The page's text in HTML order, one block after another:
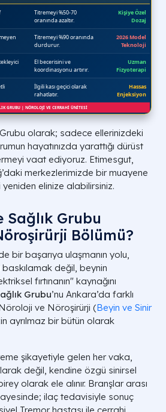
Belirgin Özellik
İstirahat halindeyken
(kucakta) olur. Etkisi.
Bir şeyler yiyince düzelir.
Heyecan ve stresle artar.
Kafein.
Eller havada uzatıldığında
belirir.
Uyuşma ve karıncalanma
eşlik eder.
Vitamin
veya günlük.
A LIFE SAĞLIK GRUBU | NÖROLOJİ VE
olarak; sadece ellerinizdeki
hayatınızda yarattığı dürüst
vaat ediyoruz. Etimesgut,
merkezlerimizde bir muayene
yeniden elinize alabilirsiniz.
Sağlık Grubu
Bölümü?
bir başarıya ulaşmanın yolu,
değil, beynin
fırtınanın" kaynağını
Grubu’nu Ankara’da farklı
ve Nöroşirürji (Beyin ve Sinir
ayrılmaz bir bütün olarak
şikayetiyle gelen her vaka,
değil, kendine özgü sinirsel
olarak ele alınır. Branşlar arası
ilaç tedavisiyle sonuç